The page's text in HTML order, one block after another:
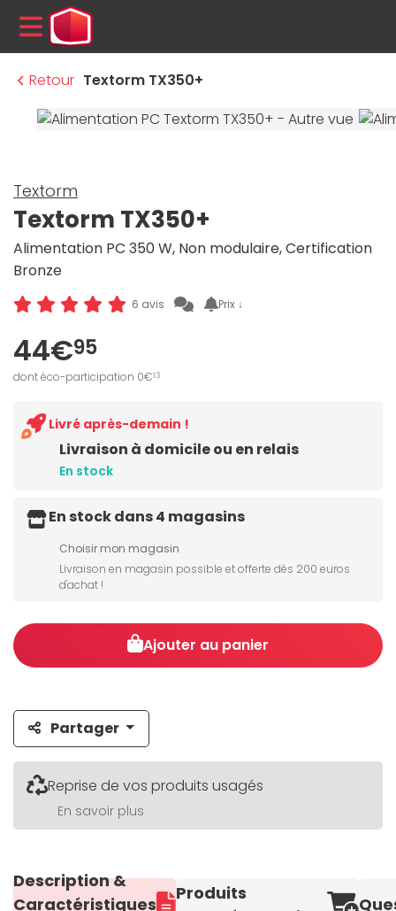
MENU
Retour Textorm TX350+
Textorm
Textorm TX350+
Alimentation PC 350 W, Non modulaire, Certification
Bronze
6 avis Prix ↓
44€95
dont éco-participation 0€13
Livraison à domicile ou en relais
En stock
Livré après-demain !
En stock dans 4 magasins
Choisir mon magasin
Livraison en magasin possible et offerte dès 200 euros
d'achat !
Ajouter au panier
Partager
Reprise de vos produits usagés
En savoir plus
Description &
Caractéristiques
Produits